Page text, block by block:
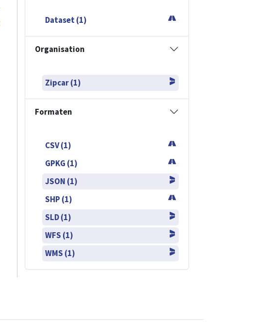
Dataset (1)
Organisation
Zipcar (1)
Formaten
CSV (1)
GPKG (1)
JSON (1)
SHP (1)
SLD (1)
WFS (1)
WMS (1)